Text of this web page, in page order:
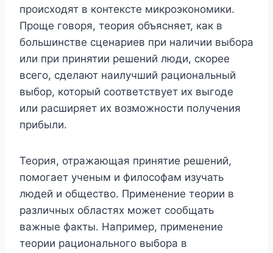
происходят в контексте микроэкономики.
Проще говоря, теория объясняет, как в
большинстве сценариев при наличии выбора
или при принятии решений люди, скорее
всего, сделают наилучший рациональный
выбор, который соответствует их выгоде
или расширяет их возможности получения
прибыли.
Теория, отражающая принятие решений,
помогает ученым и философам изучать
людей и общество. Применение теории в
различных областях может сообщать
важные факты. Например, применение
теории рационального выбора в